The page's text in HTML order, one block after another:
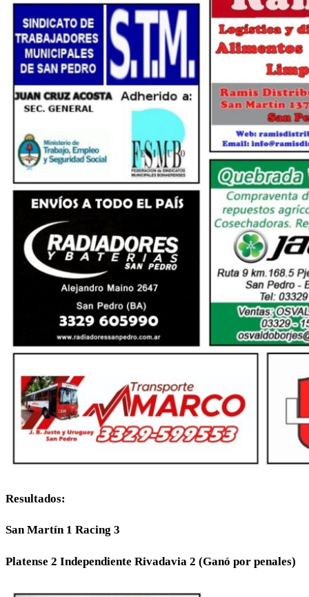
Resultados:
San Martín 1 Racing 3
Platense 2 Independiente Rivadavia 2 (Ganó por penales)